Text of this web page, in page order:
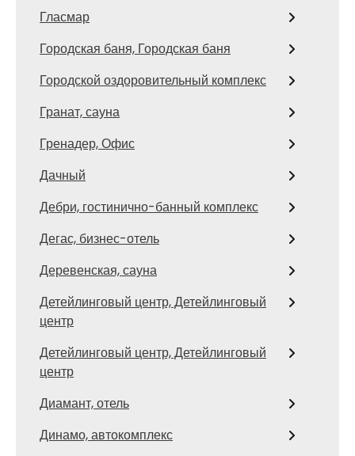
Гласмар
Городская баня, Городская баня
Городской оздоровительный комплекс
Гранат, сауна
Гренадер, Офис
Дачный
Дебри, гостинично-банный комплекс
Дегас, бизнес-отель
Деревенская, сауна
Детейлинговый центр, Детейлинговый
центр
Детейлинговый центр, Детейлинговый
центр
Диамант, отель
Динамо, автокомплекс